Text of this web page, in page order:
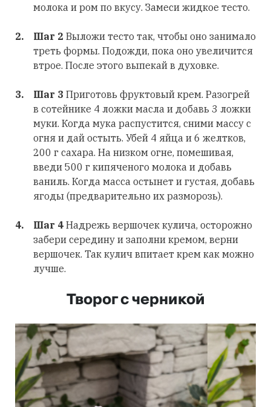
молока и ром по вкусу. Замеси жидкое тесто.
Шаг 2 Выложи тесто так, чтобы оно занимало
треть формы. Подожди, пока оно увеличится
втрое. После этого выпекай в духовке.
Шаг 3 Приготовь фруктовый крем. Разогрей
в сотейнике 4 ложки масла и добавь 3 ложки
муки. Когда мука распустится, сними массу с
огня и дай остыть. Убей 4 яйца и 6 желтков,
200 г сахара. На низком огне, помешивая,
введи 500 г кипяченого молока и добавь
ваниль. Когда масса остынет и густая, добавь
ягоды (предварительно их разморозь).
Шаг 4 Надрежь вершочек кулича, осторожно
забери середину и заполни кремом, верни
вершочек. Так кулич впитает крем как можно
лучше.
Творог с черникой